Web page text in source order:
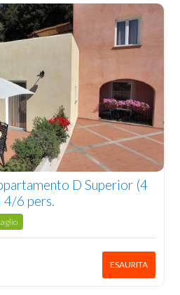
D Superior (4
4/6 pers.
ESAURITA